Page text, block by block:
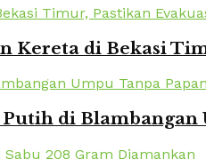
Kereta di Bekasi
di